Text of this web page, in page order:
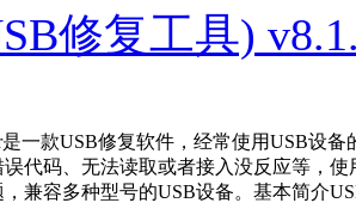
修复工具)
是一款USB修复软件，经常使用USB设
代码、无法读取或者接入没反应等，
兼容多种型号的USB设备。基本简介